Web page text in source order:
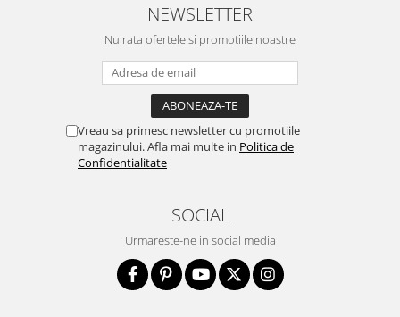
NEWSLETTER
Nu rata ofertele si promotiile noastre
Vreau sa primesc newsletter cu promotiile
magazinului. Afla mai multe in Politica de
Confidentialitate
SOCIAL
Urmareste-ne in social media